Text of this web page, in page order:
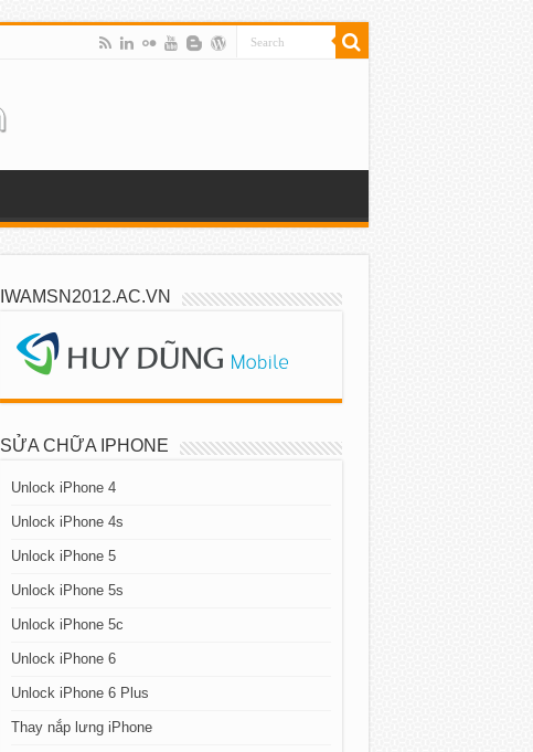
IWAMSN2012.AC.VN
SỬA CHỮA IPHONE
Unlock iPhone 4
Unlock iPhone 4s
Unlock iPhone 5
Unlock iPhone 5s
Unlock iPhone 5c
Unlock iPhone 6
Unlock iPhone 6 Plus
Thay nắp lưng iPhone